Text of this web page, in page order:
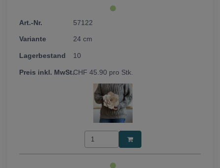
57122
24 cm
10
CHF 45.90 pro Stk.